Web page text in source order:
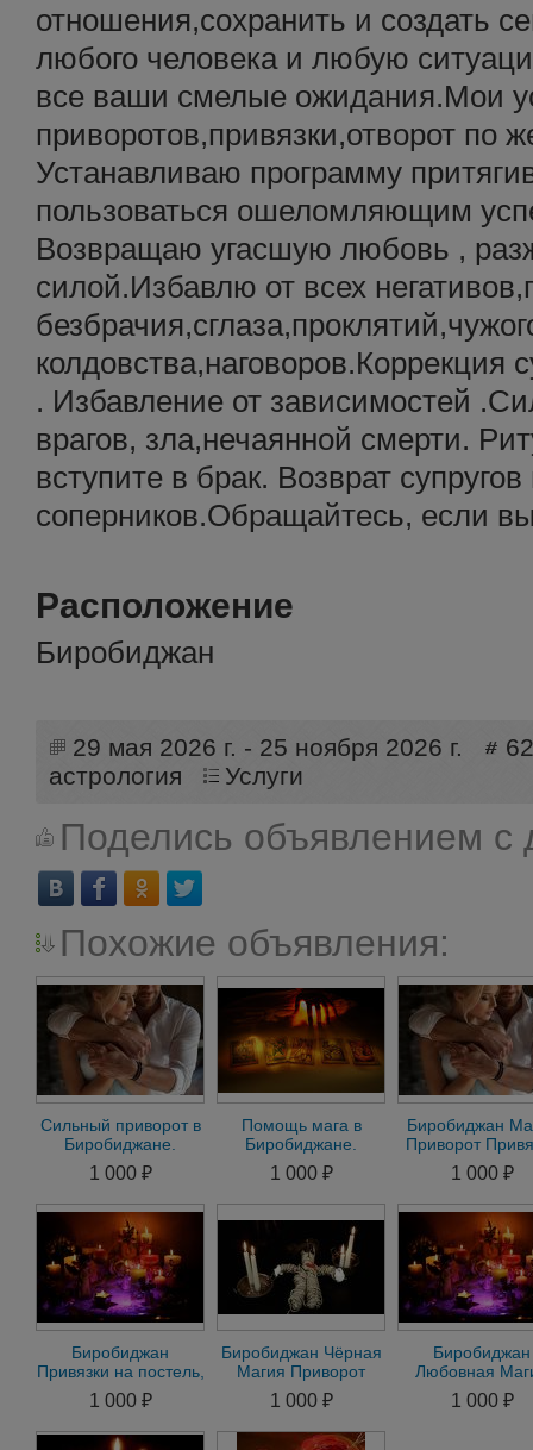
отношения,сохранить и создать
любого человека и любую
все ваши смелые ожидания.Мои
приворотов,привязки,отворот по
Устанавливаю программу
пользоваться ошеломляющим
Возвращаю угасшую любовь ,
силой.Избавлю от всех
колдовства,наговоров.Коррекция
. Избавление от зависимостей
врагов, зла,нечаянной смерти.
вступите в брак. Возврат
соперников.Обращайтесь, если
Расположение
Биробиджан
29 мая 2026 г. - 25 ноября 2026 г.
астрология
Услуги
Поделись объявлением с
Похожие объявления:
Сильный приворот в
Биробиджане.
Помощь мага в
Биробиджане
1 000 ₽
Помощь мага в
Биробиджане.
Приворот в
Биробиджане.
Гадание
1 000 ₽
Биробиджан
Приворот
Присушка
1 000 ₽
Биробиджан
Привязки на постель,
присушки. Помощь в
день обращения
1 000 ₽
Биробиджан Чёрная
Магия Приворот
через
Жертвоприношение
Гарантия
1 000 ₽
Биробиджан
Любовная
Сделаю
Приворот.
1 000 ₽